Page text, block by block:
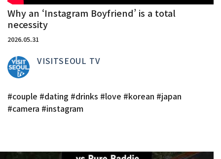
Why an ‘Instagram Boyfriend’ is a total
necessity
2026.05.31
VISITSEOUL TV
#couple #dating #drinks #love #korean #japan
#camera #instagram